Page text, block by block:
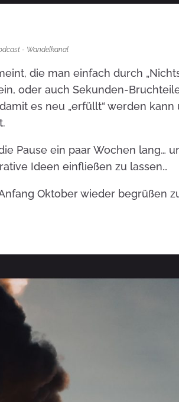
- Wandelkanal
die man einfach durch
oder auch Sekunden-
es neu „erfüllt“ werden
Pause ein paar Wochen lang…
Ideen einfließen zu lassen…
Oktober wieder begrüßen